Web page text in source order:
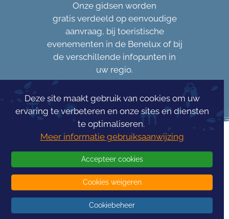
Onze gidsen worden
gratis verdeeld op eenvoudige
aanvraag, bij toeristische
evenementen in de Benelux of bij
de verschillende infopunten in
uw regio.
- Alle rechten voorbehouden - Gerealiseerd
Deze site maakt gebruik van cookies om uw
ervaring te verbeteren en onze sites en diensten
te optimaliseren.
Meer informatie gebruiksaanwijzing
Accepteer cookies
Cookies weigeren
Cookiebeheer